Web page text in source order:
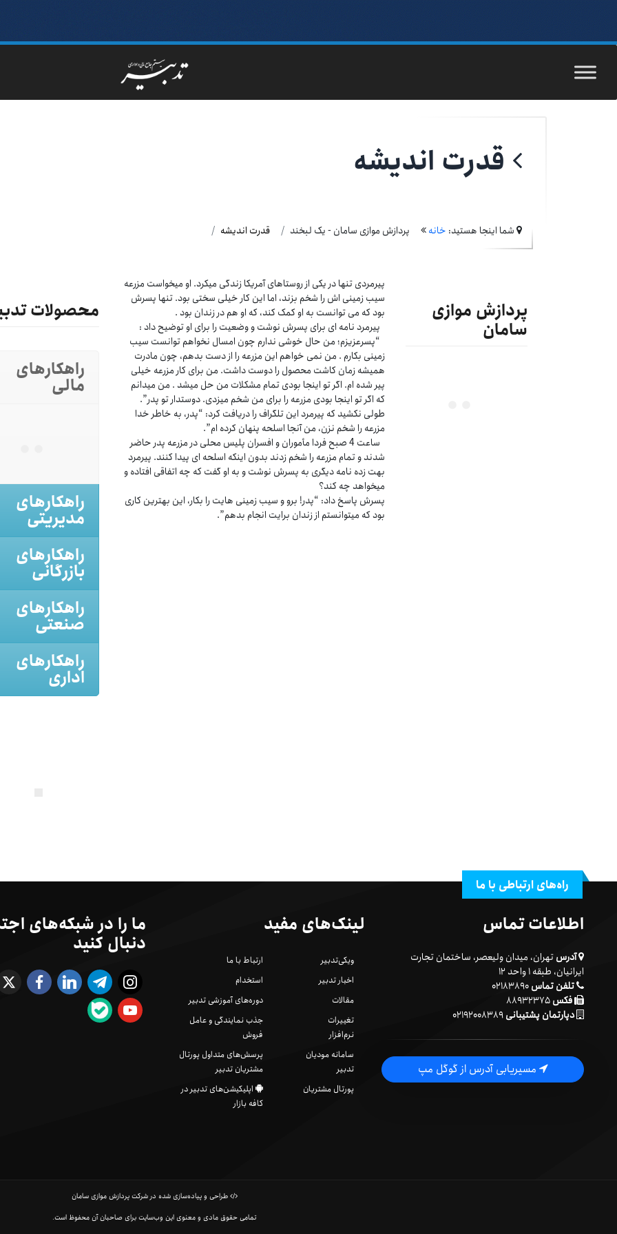
قدرت اندیشه
شما اینجا هستید: خانه پردازش موازی سامان - یک لبخند قدرت اندیشه
محصولات
راهکارهای
مالی
راهکارهای
مدیریتی
راهکارهای
بازرگانی
راهکارهای
صنعتی
راهکارهای
اداری
پیرمردی تنها در یکی از روستاهای آمریکا زندگی میکرد. او میخواست مزرعه
سیب زمینی اش را شخم بزند، اما این کار خیلی سختی بود. تنها پسرش
بود که می توانست به او کمک کند، که او هم در زندان بود .
پیرمرد نامه ای برای پسرش نوشت و وضعیت را برای او توضیح داد :
“پسرعزیزم؛ من حال خوشی ندارم چون امسال نخواهم توانست سیب
زمینی بکارم . من نمی خواهم این مزرعه را از دست بدهم، چون مادرت
همیشه زمان کاشت محصول را دوست داشت. من برای کار مزرعه خیلی
پیر شده ام. اگر تو اینجا بودی تمام مشکلات من حل میشد . من میدانم
که اگر تو اینجا بودی مزرعه را برای من شخم میزدی. دوستدار تو پدر”.
طولی نکشید که پیرمرد این تلگراف را دریافت کرد: “پدر، به خاطر خدا
مزرعه را شخم نزن، من آنجا اسلحه پنهان کرده ام”.
ساعت 4 صبح فردا مأموران و افسران پلیس محلی در مزرعه پدر حاضر
شدند و تمام مزرعه را شخم زدند بدون اینکه اسلحه ای پیدا کنند. پیرمرد
بهت زده نامه دیگری به پسرش نوشت و به او گفت که چه اتفاقی افتاده و
میخواهد چه کند؟
پسرش پاسخ داد: “پدر! برو و سیب زمینی هایت را بکار، این بهترین کاری
بود که میتوانستم از زندان برایت انجام بدهم”.
پردازش موازی
سامان
راه‌های ارتباطی با ما
اطلاعات تماس
آدرستهران، میدان ولیعصر، ساختمان تجارت
ایرانیان، طبقه ۱ واحد ۱۲
تلفن تماس۰۲۱۸۳۸۹۰
فکس
دپارتمان پشتیبانی۰۲۱۹۲۰۰۸۳۸۹
مسیریابی آدرس از گوگل مپ
لینک‌های مفید
ویکی‌تدبیر
اخبار تدبیر
مقالات
تغییرات
نرم‌افزار
سامانه مودیان
تدبیر
پورتال مشتریان
ارتباط با ما
استخدام
دوره‌های آموزشی تدبیر
جذب نمایندگی و عامل
فروش
پرسش‌های متداول پورتال
مشتریان تدبیر
اپلیکیشن‌های تدبیر در
کافه بازار
ما را در شبکه‌های
دنبال کنید
طراحی و پیاده‌سازی شده در شرکت پردازش موازی سامان
تمامی حقوق مادی و معنوی این وب‌سایت برای صاحبان آن محفوظ است.